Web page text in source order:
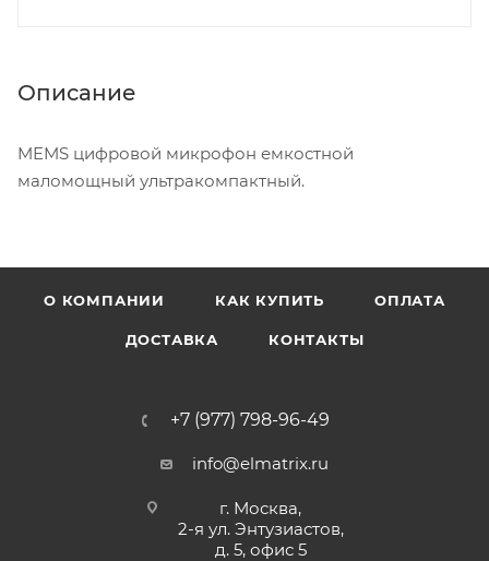
Описание
MEMS цифровой микрофон емкостной
маломощный ультракомпактный.
О КОМПАНИИ КАК КУПИТЬ ОПЛАТА
ДОСТАВКА КОНТАКТЫ
+7 (977) 798-96-49
info@elmatrix.ru
г. Москва,
2-я ул. Энтузиастов,
д. 5, офис 5